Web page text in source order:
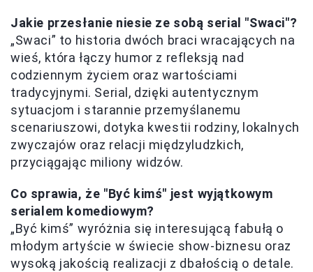
Jakie przesłanie niesie ze sobą serial "Swaci"?
„Swaci” to historia dwóch braci wracających na
wieś, która łączy humor z refleksją nad
codziennym życiem oraz wartościami
tradycyjnymi. Serial, dzięki autentycznym
sytuacjom i starannie przemyślanemu
scenariuszowi, dotyka kwestii rodziny, lokalnych
zwyczajów oraz relacji międzyludzkich,
przyciągając miliony widzów.
Co sprawia, że "Być kimś" jest wyjątkowym
serialem komediowym?
„Być kimś” wyróżnia się interesującą fabułą o
młodym artyście w świecie show-biznesu oraz
wysoką jakością realizacji z dbałością o detale.